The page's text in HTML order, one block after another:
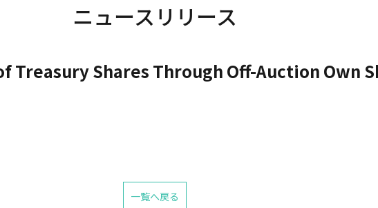
ニュースリリース
Treasury Shares Through Off-Auction Own
一覧へ戻る